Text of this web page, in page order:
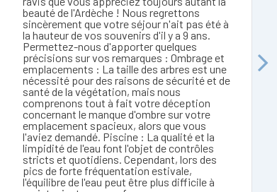
beauté de l'Ardèche ! Nous regrettons
sincèrement que votre séjour n'ait pas été à
la hauteur de vos souvenirs d'il y a 9 ans.
Permettez-nous d'apporter quelques
précisions sur vos remarques : Ombrage et
emplacements : La taille des arbres est une
nécessité pour des raisons de sécurité et de
santé de la végétation, mais nous
comprenons tout à fait votre déception
concernant le manque d'ombre sur votre
emplacement spacieux, alors que vous
l'aviez demandé. Piscine : La qualité et la
limpidité de l'eau font l'objet de contrôles
stricts et quotidiens. Cependant, lors des
pics de forte fréquentation estivale,
l'équilibre de l'eau peut être plus difficile à
Next